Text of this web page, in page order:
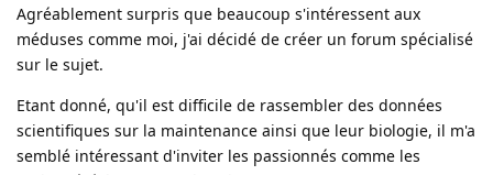
Agréablement surpris que beaucoup s'intéressent aux
méduses comme moi, j'ai décidé de créer un forum spécialisé
sur le sujet.
Etant donné, qu'il est difficile de rassembler des données
scientifiques sur la maintenance ainsi que leur biologie, il m'a
semblé intéressant d'inviter les passionnés comme les